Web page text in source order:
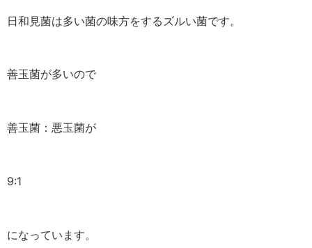
日和見菌は多い菌の味方をするズルい菌です。
善玉菌が多いので
善玉菌：悪玉菌が
9:1
になっています。